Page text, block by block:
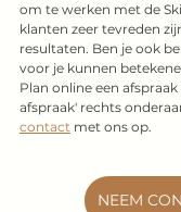
om te werken met de
klanten zeer tevreden
resultaten. Ben je ook
voor je kunnen
Plan online een
afspraak' rechts
contact met ons op.
NEEM